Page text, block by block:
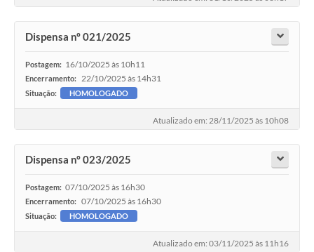
Dispensa nº 021/2025
Postagem: 16/10/2025 às 10h11
Encerramento: 22/10/2025 às 14h31
Situação: HOMOLOGADO
Atualizado em: 28/11/2025 às 10h08
Dispensa nº 023/2025
Postagem: 07/10/2025 às 16h30
Encerramento: 07/10/2025 às 16h30
Situação: HOMOLOGADO
Atualizado em: 03/11/2025 às 11h16